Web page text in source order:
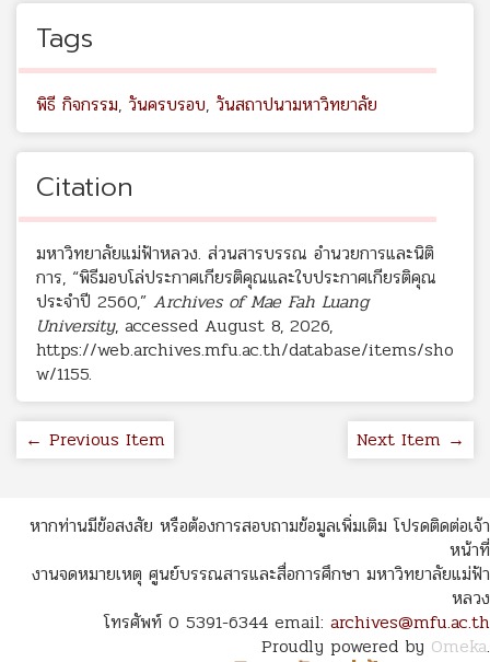
Tags
พิธี กิจกรรม, วันครบรอบ, วันสถาปนามหาวิทยาลัย
Citation
มหาวิทยาลัยแม่ฟ้าหลวง. ส่วนสารบรรณ อำนวยการและนิติ
การ, “พิธีมอบโล่ประกาศเกียรติคุณและใบประกาศเกียรติคุณ
ประจำปี 2560,” Archives of Mae Fah Luang
University, accessed August 8, 2026,
https://web.archives.mfu.ac.th/database/items/sho
w/1155.
← Previous Item Next Item →
หากท่านมีข้อสงสัย หรือต้องการสอบถามข้อมูลเพิ่มเติม โปรดติดต่อเจ้า
หน้าที่
งานจดหมายเหตุ ศูนย์บรรณสารและสื่อการศึกษา มหาวิทยาลัยแม่ฟ้า
หลวง
โทรศัพท์ 0 5391-6344 email: archives@mfu.ac.th
Proudly powered by Omeka.